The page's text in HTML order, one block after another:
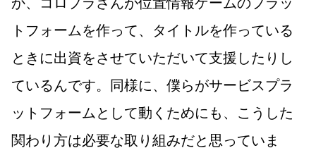
トフォームを作って、タイトルを作っている
ときに出資をさせていただいて支援したりし
ているんです。同様に、僕らがサービスプラ
ットフォームとして動くためにも、こうした
関わり方は必要な取り組みだと思っていま